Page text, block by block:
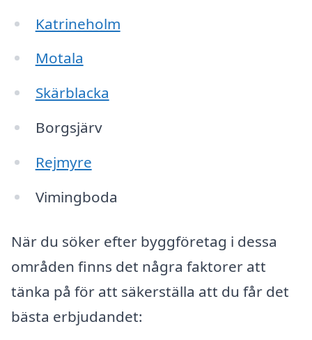
Katrineholm
Motala
Skärblacka
Borgsjärv
Rejmyre
Vimingboda
När du söker efter byggföretag i dessa
områden finns det några faktorer att
tänka på för att säkerställa att du får det
bästa erbjudandet: